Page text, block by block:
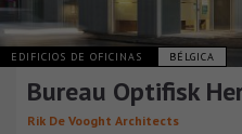
EDIFICIOS DE OFICINAS BÉLGICA
Bureau Optifisk
Rik De Vooght Architects